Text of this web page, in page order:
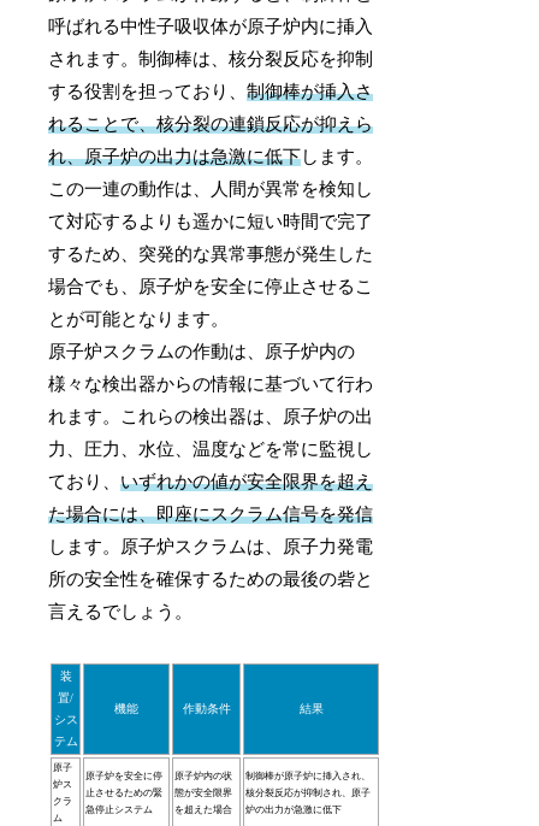
呼ばれる中性子吸収体が原子炉内に挿入
されます。制御棒は、核分裂反応を抑制
する役割を担っており、制御棒が挿入さ
れることで、核分裂の連鎖反応が抑えら
れ、原子炉の出力は急激に低下します。
この一連の動作は、人間が異常を検知し
て対応するよりも遥かに短い時間で完了
するため、突発的な異常事態が発生した
場合でも、原子炉を安全に停止させるこ
とが可能となります。
原子炉スクラムの作動は、原子炉内の
様々な検出器からの情報に基づいて行わ
れます。これらの検出器は、原子炉の出
力、圧力、水位、温度などを常に監視し
ており、いずれかの値が安全限界を超え
た場合には、即座にスクラム信号を発信
します。原子炉スクラムは、原子力発電
所の安全性を確保するための最後の砦と
言えるでしょう。
装
置/
シス
テム
機能 作動条件 結果
原子
炉ス
クラ
ム
原子炉を安全に停
止させるための緊
急停止システム
原子炉内の状
態が安全限界
を超えた場合
制御棒が原子炉に挿入され、
核分裂反応が抑制され、原子
炉の出力が急激に低下